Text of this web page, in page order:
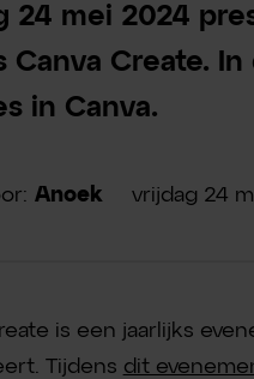
24 mei 2024
Canva Create.
in Canva.
Anoek vrijdag 24
is een jaarlijks
Tijdens dit